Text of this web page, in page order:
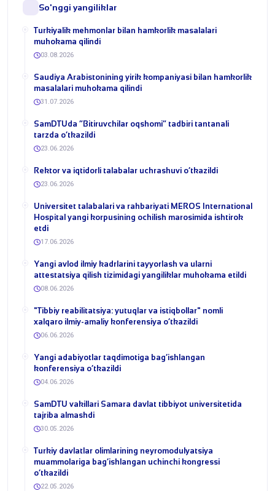
So'nggi yangiliklar
Turkiyalik mehmonlar bilan hamkorlik masalalari
muhokama qilindi
03.08.2026
​Saudiya Arabistonining yirik kompaniyasi bilan hamkorlik
masalalari muhokama qilindi
31.07.2026
​SamDTUda “Bitiruvchilar oqshomi” tadbiri tantanali
tarzda o‘tkazildi
23.06.2026
​Rektor va iqtidorli talabalar uchrashuvi o‘tkazildi
23.06.2026
Universitet talabalari va rahbariyati MEROS International
Hospital yangi korpusining ochilish marosimida ishtirok
etdi
17.06.2026
Yangi avlod ilmiy kadrlarini tayyorlash va ularni
attestatsiya qilish tizimidagi yangiliklar muhokama etildi
08.06.2026
​"Tibbiy reabilitatsiya: yutuqlar va istiqbollar" nomli
xalqaro ilmiy-amaliy konferensiya o‘tkazildi
06.06.2026
​Yangi adabiyotlar taqdimotiga bag‘ishlangan
konferensiya o‘tkazildi
04.06.2026
SamDTU vakillari Samara davlat tibbiyot universitetida
tajriba almashdi
30.05.2026
​Turkiy davlatlar olimlarining neyromodulyatsiya
muammolariga bag‘ishlangan uchinchi kongressi
o‘tkazildi
22.05.2026